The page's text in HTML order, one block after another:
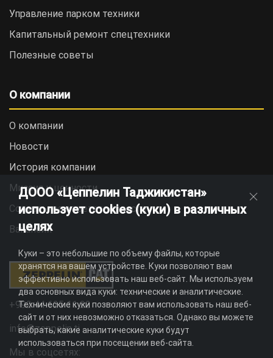
Управление парком техники
Капитальный ремонт спецтехники
Полезные советы
О компании
О компании
Новости
История компании
Миссия и ценности
Социальная ответственность
Вакансии
+992 44 625 11 22
info@zeppelin.tj
Мы в соцсетях:
ДООО «Цеппелин Таджикистан»
использует cookies (куки) в различных
целях
Куки – это небольшие по объему файлы, которые
хранятся на вашем устройстве. Куки позволяют вам
эффективно использовать наш веб-сайт. Мы используем
два основных вида куки: технические и аналитические.
Технические куки позволяют вам использовать наш веб-
сайт и от них невозможно отказаться. Однако вы можете
выбрать, какие аналитические куки будут
использоваться при посещении веб-сайта.